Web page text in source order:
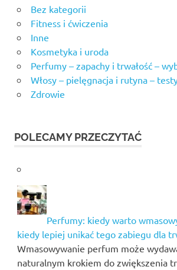
Bez kategorii
Fitness i ćwiczenia
Inne
Kosmetyka i uroda
Perfumy – zapachy i trwałość –
Włosy – pielęgnacja i rutyna –
Zdrowie
POLECAMY PRZECZYTAĆ
Perfumy: kiedy warto
kiedy lepiej unikać tego zabiegu dla
Wmasowywanie perfum może
naturalnym krokiem do zwiększenia